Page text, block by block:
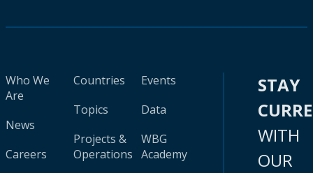
Who We
Are
News
Careers
Countries
Topics
Projects &
Operations
Events
Data
WBG
Academy
STAY
WITH
OUR